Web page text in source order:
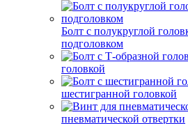
Болт с полукруглой
подголовком
головкой
шестигранной головкой
пневматической отвертки